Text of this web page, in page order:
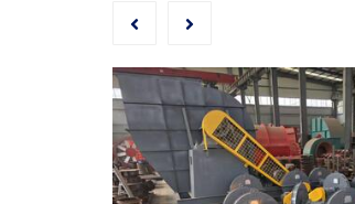
الأنفاق والأعمال الهندسية تحت الأرض | تخصيص مراوح لظروف عالية الحرارة والتآكل والبيئات الخاصة | تعدين الخامات المعدنية وغير المعدنية